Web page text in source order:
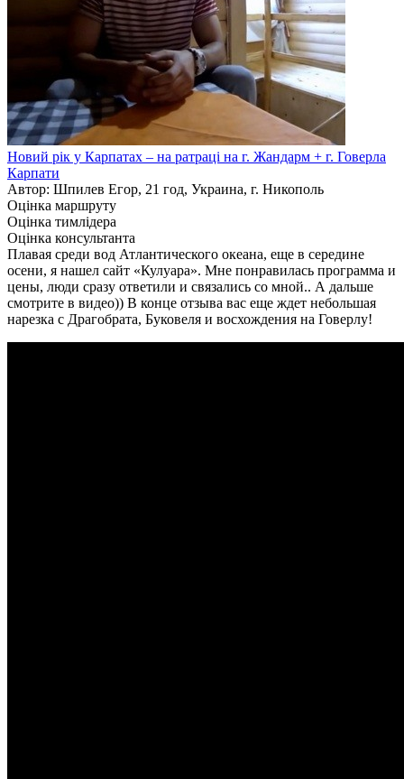
Новий рік у Карпатах – на ратраці на г. Жандарм + г. Говерла
Карпати
Автор: Шпилев Егор, 21 год, Украина, г. Никополь
Оцінка маршруту
Оцінка тимлідера
Оцінка консультанта
Плавая среди вод Атлантического океана, еще в середине
осени, я нашел сайт «Кулуара». Мне понравилась программа и
цены, люди сразу ответили и связались со мной.. А дальше
смотрите в видео)) В конце отзыва вас еще ждет небольшая
нарезка с Драгобрата, Буковеля и восхождения на Говерлу!